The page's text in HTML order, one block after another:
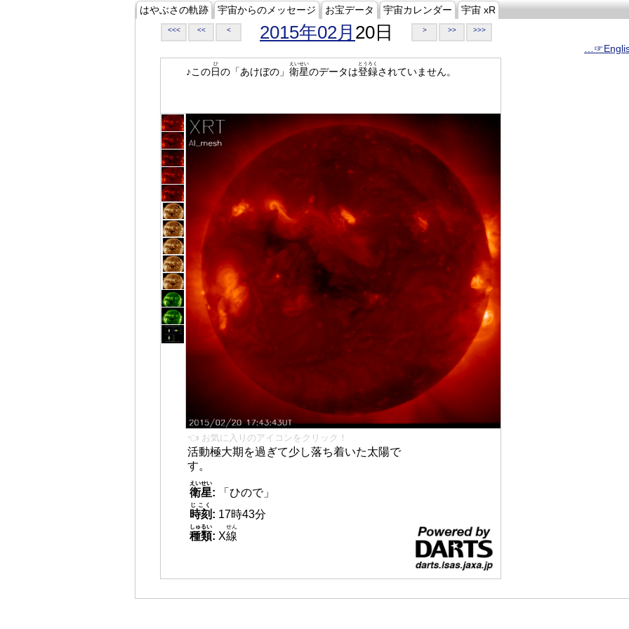
はやぶさの軌跡 宇宙からのメッセージ お宝データ 宇宙カレンダー 宇宙 xR
<<< << < 2015年02月 20日 > >> >>>
♪この日
ひ
の「あけぼの」 衛星
えいせい
のデータは登録
とうろく
されていません。
👈 お気に入りのアイコンをクリック！
活動極大期を過ぎて少し落ち着いた太陽で
す。
衛星
えいせい
:
「ひので」
時刻
じこく
: 17時43分
種類
しゅるい
: X線
せん